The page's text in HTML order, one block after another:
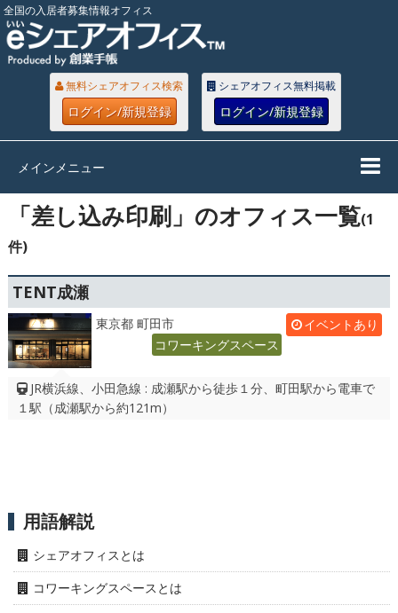
全国の入居者募集情報オフィス
無料シェアオフィス検索
ログイン/新規登録
シェアオフィス無料掲載
ログイン/新規登録
メインメニュー
「差し込み印刷」のオフィス一覧(1
件)
TENT成瀬
東京都 町田市
イベントあり
コワーキングスペース
JR横浜線、小田急線 : 成瀬駅から徒歩１分、町田駅から電車で
１駅（成瀬駅から約121m）
用語解説
シェアオフィスとは
コワーキングスペースとは